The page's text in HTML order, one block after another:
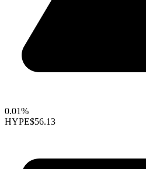
0.01%
HYPE$56.13